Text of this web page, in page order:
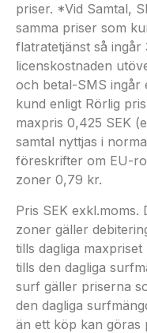
priser. *Vid Samtal,
samma priser som
flatratetjänst så ingår
licenskostnaden
och betal-SMS ingår
kund enligt Rörlig
maxpris 0,425 SEK
samtal nyttjas i
föreskrifter om EU-
zoner 0,79 kr.
Pris SEK exkl.moms.
zoner gäller
tills dagliga
tills den dagliga
surf gäller priserna
den dagliga
än ett köp kan göras